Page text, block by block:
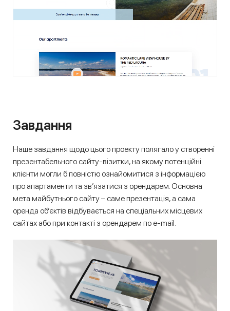
Завдання
Наше завдання щодо цього проекту полягало у створенні
презентабельного сайту-візитки, на якому потенційні
клієнти могли б повністю ознайомитися з інформацією
про апартаменти та зв’язатися з орендарем. Основна
мета майбутнього сайту – саме презентація, а сама
оренда об’єктів відбувається на спеціальних місцевих
сайтах або при контакті з орендарем по e-mail.